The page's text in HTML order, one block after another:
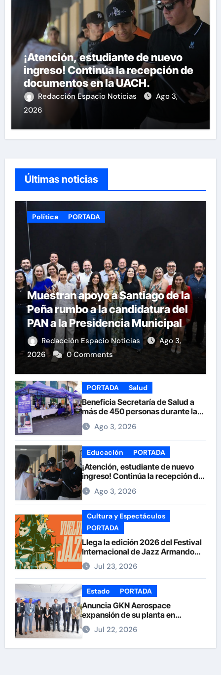
¡Atención, estudiante de nuevo
ingreso! Continúa la recepción de
documentos en la UACH.
Redacción Espacio Noticias
Ago 3,
2026
Últimas noticias
Política PORTADA
Muestran apoyo a Santiago de la
Peña rumbo a la candidatura del
PAN a la Presidencia Municipal
Redacción Espacio Noticias
Ago 3,
2026
0 Comments
PORTADA Salud
Beneficia Secretaría de Salud a
más de 450 personas durante la
Feria de la Salud en la Plaza de
ArmasAgo 3, 2026
Educación PORTADA
¡Atención, estudiante de nuevo
ingreso! Continúa la recepción de
documentos en la UACH.
Ago 3, 2026
Cultura y Espectáculos
PORTADA
Llega la edición 2026 del Festival
Internacional de Jazz Armando
Nuñez
Jul 23, 2026
Estado PORTADA
Anuncia GKN Aerospace
expansión de su planta en
Chihuahua
Jul 22, 2026